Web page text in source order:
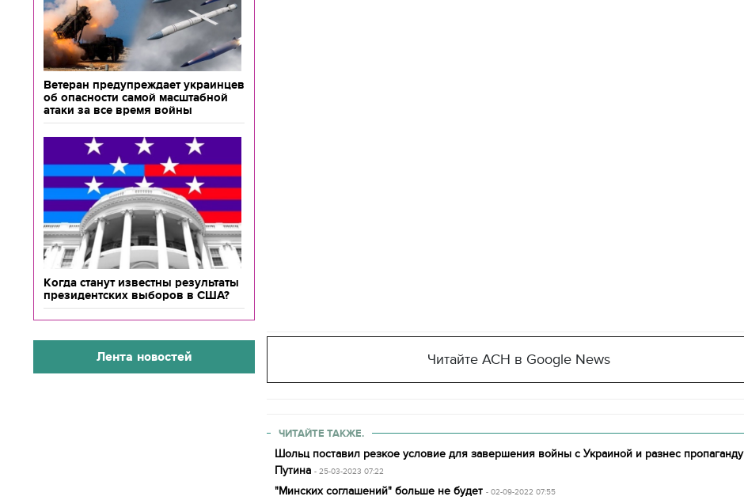
Ветеран предупреждает украинцев
об опасности самой масштабной
атаки за все время войны
Когда станут известны результаты
президентских выборов в США?
Лента новостей Читайте АСН в Google News
ЧИТАЙТЕ ТАКЖЕ.
Шольц поставил резкое условие для завершения войны с Украиной и разнес пропаганду
Путина - 25-03-2023 07:22
"Минских соглашений" больше не будет - 02-09-2022 07:55